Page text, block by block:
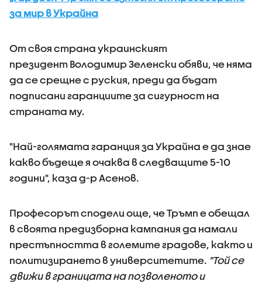
за мир в Украйна
От своя страна украинският
президент Володимир Зеленски обяви, че няма
да се срещне с руския, преди да бъдат
подписани гаранциите за сигурност на
страната му.
"Най-голямата гаранция за Украйна е да знае
какво бъдеще я очаква в следващите 5-10
години", каза д-р Асенов.
Професорът сподели още, че Тръмп е обещал
в своята предизборна кампания да намали
престъпността в големите градове, както и
политизирането в университетите. "Той се
движи в границата на позволеното и